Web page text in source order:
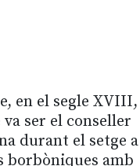
en el segle XVIII,
va ser el conseller
durant el setge a
borbòniques amb